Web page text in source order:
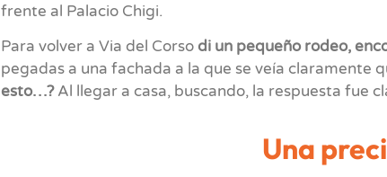
frente al Palacio Chigi.
Para volver a Via del Corso di un pequeño rodeo,
pegadas a una fachada a la que se veía claramente
esto…?Al llegar a casa, buscando, la respuesta fue
Una